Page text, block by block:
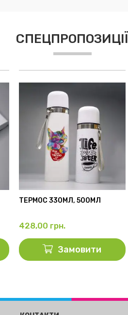
СПЕЦПРОПОЗИЦІЇ
ТЕРМОС 330МЛ, 500МЛ
428,00 грн.
Замовити